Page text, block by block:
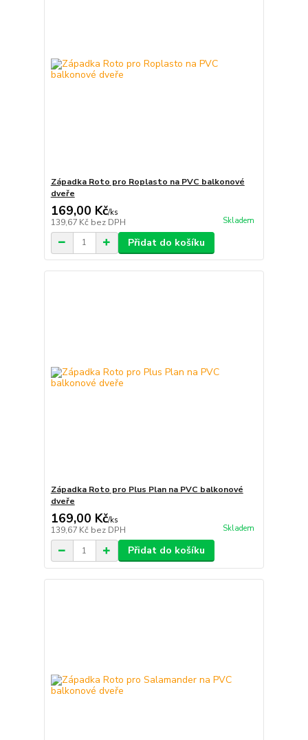
Západka Roto pro Roplasto na PVC balkonové
dveře
169,00 Kč/ks
139,67 Kč bez DPH Skladem
Přidat do košíku
Západka Roto pro Plus Plan na PVC balkonové
dveře
169,00 Kč/ks
139,67 Kč bez DPH Skladem
Přidat do košíku